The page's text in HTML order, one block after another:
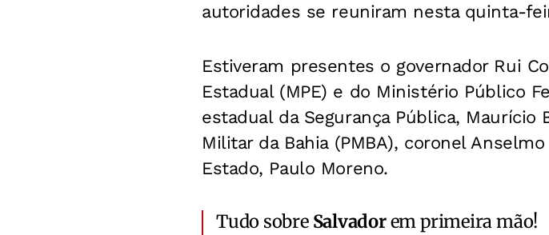
autoridades se reuniram nesta quinta-
Estiveram presentes o governador Rui
Estadual (MPE) e do Ministério Público
estadual da Segurança Pública,
Militar da Bahia (PMBA), coronel
Estado, Paulo Moreno.
Tudo sobre Salvadorem primeira mão!